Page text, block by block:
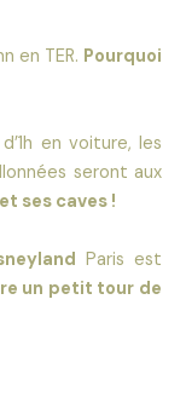
en TER. Pourquoi
en voiture, les
seront aux
ses caves !
Paris est
un petit tour de